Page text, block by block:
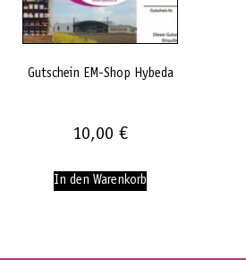
Gutschein EM-Shop Hybeda
10,00 €
In den Warenkorb